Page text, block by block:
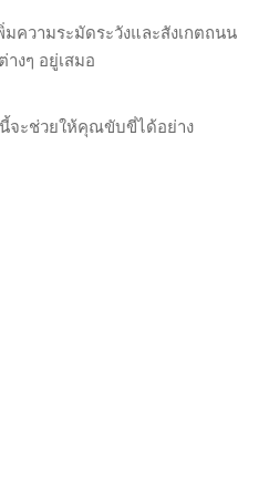
มความระมัดระวังและสังเกตถนน
งๆ อยู่เสมอ
จะช่วยให้คุณขับขี่ได้อย่าง